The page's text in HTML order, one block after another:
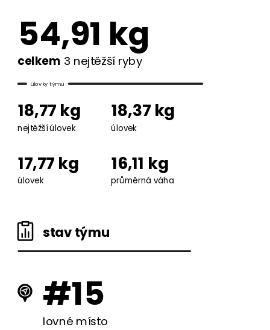
54,91 kg
celkem 3 nejtěžší ryby
úlovky týmu
18,77 kg 18,37 kg
nejtěžší úlovek úlovek
17,77 kg 16,11 kg
úlovek průměrná váha
stav týmu
#15
lovné místo